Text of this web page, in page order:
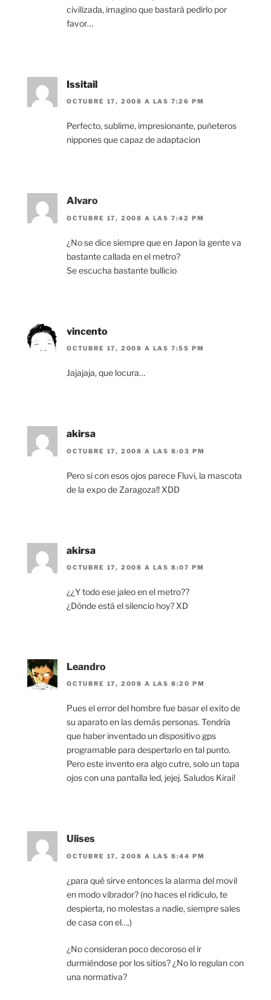
civilizada, imagino que bastará pedirlo por
favor…
Issitail
OCTUBRE 17, 2008 A LAS 7:26 PM
Perfecto, sublime, impresionante, puñeteros
nippones que capaz de adaptacion
Alvaro
OCTUBRE 17, 2008 A LAS 7:42 PM
¿No se dice siempre que en Japon la gente va
bastante callada en el metro?
Se escucha bastante bullicio
vincento
OCTUBRE 17, 2008 A LAS 7:55 PM
Jajajaja, que locura…
akirsa
OCTUBRE 17, 2008 A LAS 8:03 PM
Pero si con esos ojos parece Fluvi, la mascota
de la expo de Zaragoza!! XDD
akirsa
OCTUBRE 17, 2008 A LAS 8:07 PM
¿¿Y todo ese jaleo en el metro??
¿Dónde está el silencio hoy? XD
Leandro
OCTUBRE 17, 2008 A LAS 8:20 PM
Pues el error del hombre fue basar el exito de
su aparato en las demás personas. Tendría
que haber inventado un dispositivo gps
programable para despertarlo en tal punto.
Pero este invento era algo cutre, solo un tapa
ojos con una pantalla led, jejej. Saludos Kirai!
Ulises
OCTUBRE 17, 2008 A LAS 8:44 PM
¿para qué sirve entonces la alarma del movil
en modo vibrador? (no haces el ridiculo, te
despierta, no molestas a nadie, siempre sales
de casa con el….)
¿No consideran poco decoroso el ir
durmiéndose por los sitios? ¿No lo regulan con
una normativa?